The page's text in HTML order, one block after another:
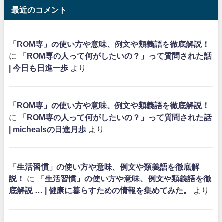
最近のコメント
「ROM専」の使い方や意味、例文や類義語を徹底解説！
に
「ROM専の人って何がしたいの？」って質問された話
| 今日も日進一歩 より
「ROM専」の使い方や意味、例文や類義語を徹底解説！
に
「ROM専の人って何がしたいの？」って質問された話
| michealsの日進月歩 より
「生活習慣」の使い方や意味、例文や類義語を徹底解
説！
に
「生活習慣」の使い方や意味、例文や類義語を徹
底解説 … | 健康に暮らすための情報を集めてみた。
より